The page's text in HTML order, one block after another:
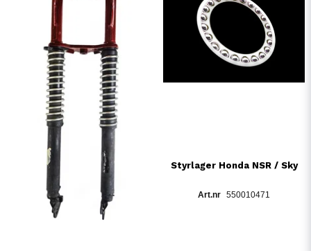
Styrlager Honda NSR / Sky
550010471